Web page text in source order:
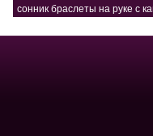
сонник браслеты на руке с